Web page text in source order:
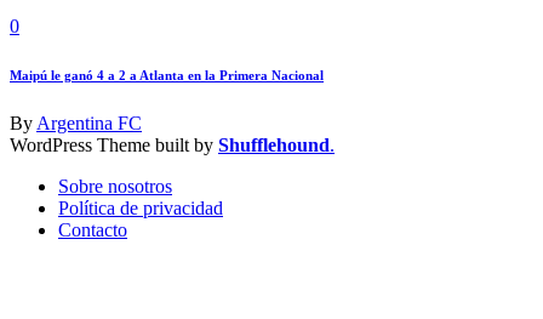
0
Maipú le ganó 4 a 2 a Atlanta en la Primera Nacional
By Argentina FC
WordPress Theme built by Shufflehound.
Sobre nosotros
Política de privacidad
Contacto